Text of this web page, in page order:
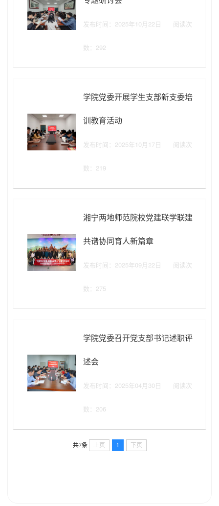
发布时间：2025年10月22日 阅读次
数： 292
学院党委开展学生支部新支委培
训教育活动
发布时间：2025年10月17日 阅读次
数： 219
湘宁两地师范院校党建联学联建
共谱协同育人新篇章
发布时间：2025年09月22日 阅读次
数： 275
学院党委召开党支部书记述职评
述会
发布时间：2025年04月30日 阅读次
数： 206
共7条 上页 1 下页